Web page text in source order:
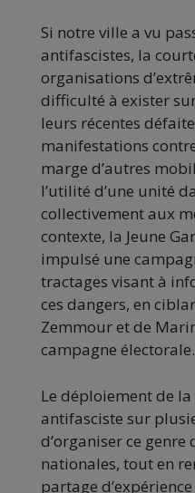
Si notre ville a vu
antifascistes, la
organisations
difficulté à exister
leurs récentes
manifestations
marge d’autres
l’utilité d’une unité
collectivement aux
contexte, la Jeune
impulsé une
tractages visant à
ces dangers, en
Zemmour et de
campagne électorale.
Le déploiement de
antifasciste sur
d’organiser ce genre
nationales, tout en
partage